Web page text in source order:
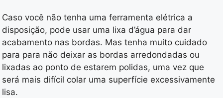
Caso você não tenha uma ferramenta elétrica a
disposição, pode usar uma lixa d’água para dar
acabamento nas bordas. Mas tenha muito cuidado
para para não deixar as bordas arredondadas ou
lixadas ao ponto de estarem polidas, uma vez que
será mais difícil colar uma superfície excessivamente
lisa.